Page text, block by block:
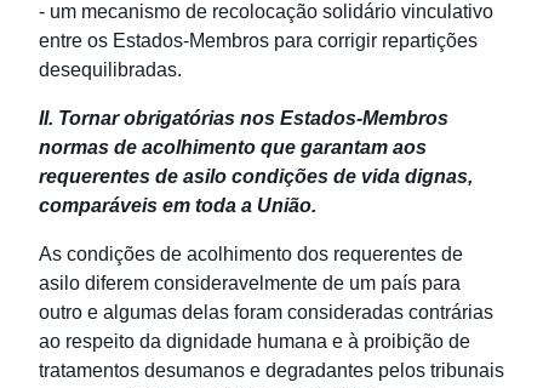
- um mecanismo de recolocação solidário vinculativo
entre os Estados-Membros para corrigir repartições
desequilibradas.
II. Tornar obrigatórias nos Estados-Membros
normas de acolhimento que garantam aos
requerentes de asilo condições de vida dignas,
comparáveis em toda a União.
As condições de acolhimento dos requerentes de
asilo diferem consideravelmente de um país para
outro e algumas delas foram consideradas contrárias
ao respeito da dignidade humana e à proibição de
tratamentos desumanos e degradantes pelos tribunais